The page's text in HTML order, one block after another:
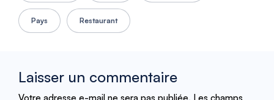
Pays Restaurant
Laisser un commentaire